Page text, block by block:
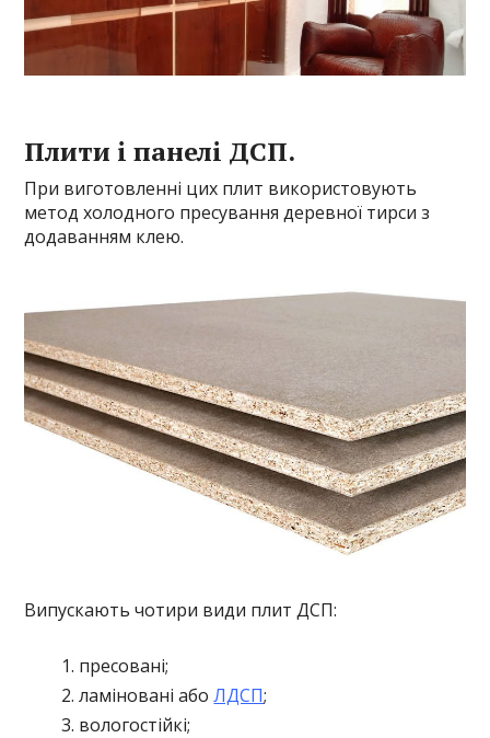
Плити і панелі ДСП.
При виготовленні цих плит використовують
метод холодного пресування деревної тирси з
додаванням клею.
Випускають чотири види плит ДСП:
пресовані;
ламіновані абоЛДСП;
вологостійкі;